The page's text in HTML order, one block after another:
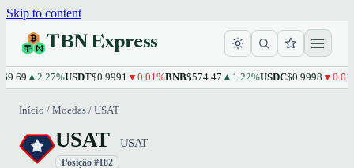
Skip to content
TBN Express
▲2.27%USDT$0.9991▼0.01%BNB$574.47▲1.22%USDC$0.9998▼0.01%
Início / Moedas / USAT
USAT USAT
Posição #182